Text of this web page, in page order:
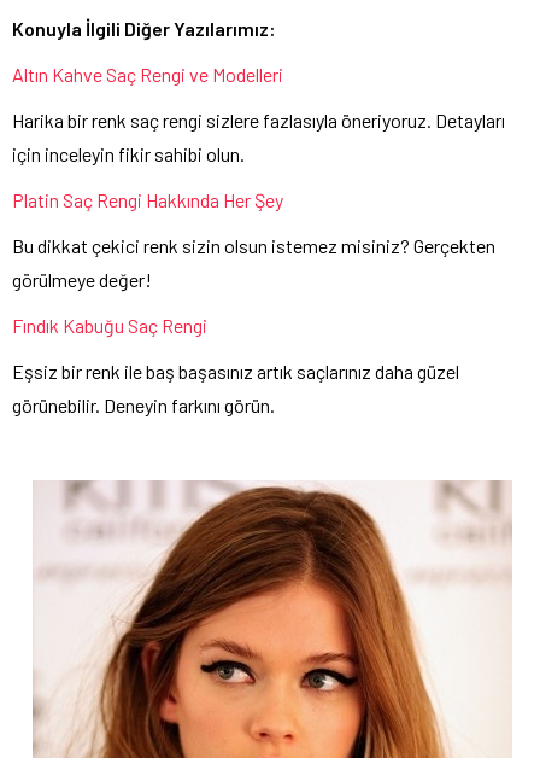
Konuyla İlgili Diğer Yazılarımız:
Altın Kahve Saç Rengi ve Modelleri
Harika bir renk saç rengi sizlere fazlasıyla öneriyoruz. Detayları
için inceleyin fikir sahibi olun.
Platin Saç Rengi Hakkında Her Şey
Bu dikkat çekici renk sizin olsun istemez misiniz? Gerçekten
görülmeye değer!
Fındık Kabuğu Saç Rengi
Eşsiz bir renk ile baş başasınız artık saçlarınız daha güzel
görünebilir. Deneyin farkını görün.